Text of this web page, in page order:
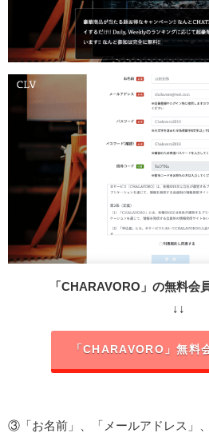
「CHARAVORO」の無料会
↓↓
「CHARAVORO」無料
③「お名前」、「メールアドレス」